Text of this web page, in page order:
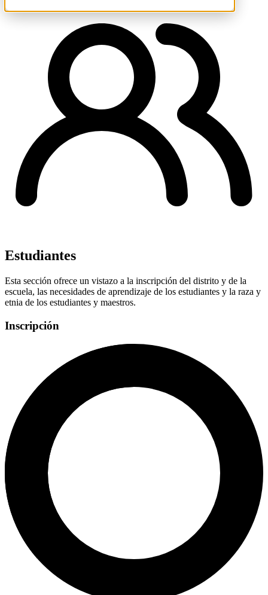
Estudiantes
Esta sección ofrece un vistazo a la inscripción del distrito y de la
escuela, las necesidades de aprendizaje de los estudiantes y la raza y
etnia de los estudiantes y maestros.
Inscripción